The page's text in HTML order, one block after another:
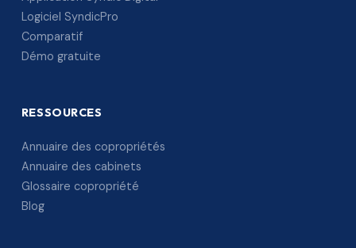
Logiciel SyndicPro
Comparatif
Démo gratuite
RESSOURCES
Annuaire des copropriétés
Annuaire des cabinets
Glossaire copropriété
Blog